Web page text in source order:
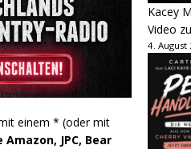
einem * (oder mit
JPC, Bear
Kacey
Video
4. August